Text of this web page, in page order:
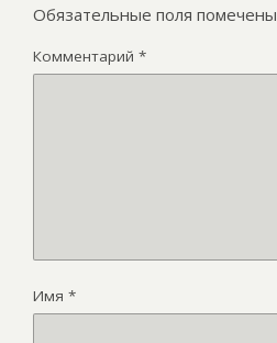
Обязательные поля помечены
Комментарий *
Имя *